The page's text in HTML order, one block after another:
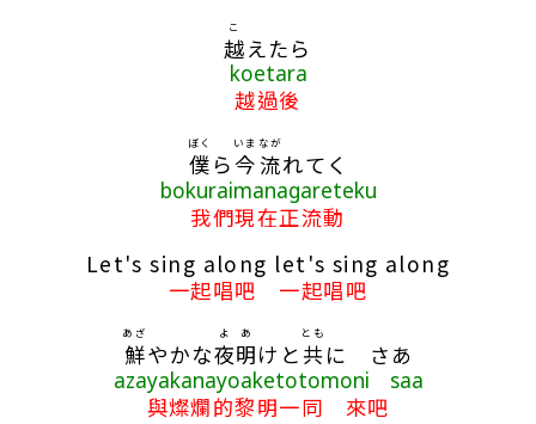
越
こ
えたら
koetara
越過後
僕
ぼく
ら今
いま
流
なが
れてく
bokuraimanagareteku
我們現在正流動
Let's sing along let's sing along
一起唱吧 一起唱吧
鮮
あざ
やかな夜
よ
明
あ
けと 共
とも
に さあ
azayakanayoaketotomoni saa
與燦爛的黎明一同 來吧